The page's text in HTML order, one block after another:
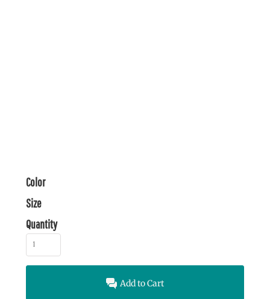
Color
Size
Quantity
Add to Cart